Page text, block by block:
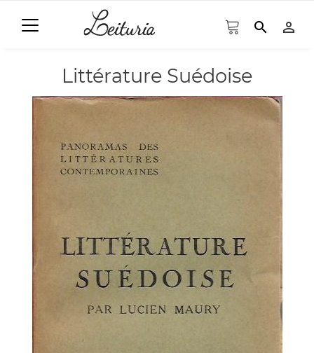
search person_outline
Littérature Suédoise